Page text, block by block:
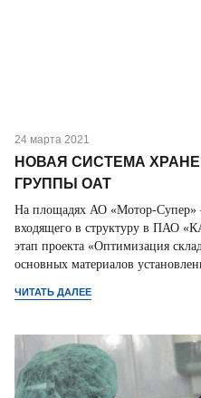
24 марта 2021
НОВАЯ СИСТЕМА
ГРУППЫ ОАТ
На площадях АО «Мотор-Супер»
входящего в структуру в ПАО
этап проекта «Оптимизация
основных материалов
ЧИТАТЬ ДАЛЕЕ